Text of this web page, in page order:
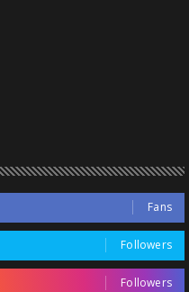
Fans
Followers
Followers